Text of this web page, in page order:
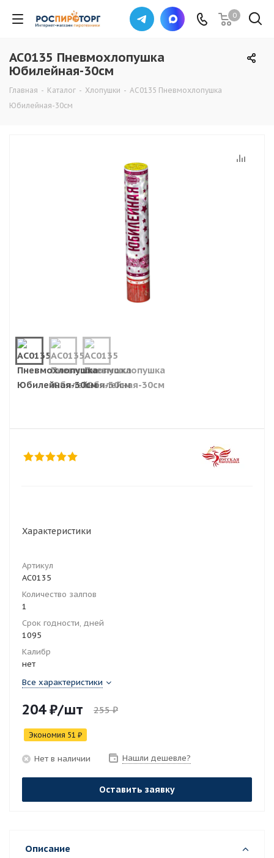
0
АС0135 Пневмохлопушка
Юбилейная-30см
Главная - Каталог - Хлопушки - АС0135 Пневмохлопушка
Юбилейная-30см
Характеристики
Артикул
АС0135
Количество залпов
1
Срок годности, дней
1095
Калибр
нет
Все характеристики
204₽/шт 255₽
Экономия 51 ₽
Нет в наличии Нашли дешевле?
Оставить заявку
Описание